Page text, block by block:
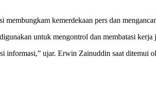
kemerdekaan pers dan
untuk mengontrol dan membatasi kerja
informasi,” ujar. Erwin Zainuddin saat ditemui